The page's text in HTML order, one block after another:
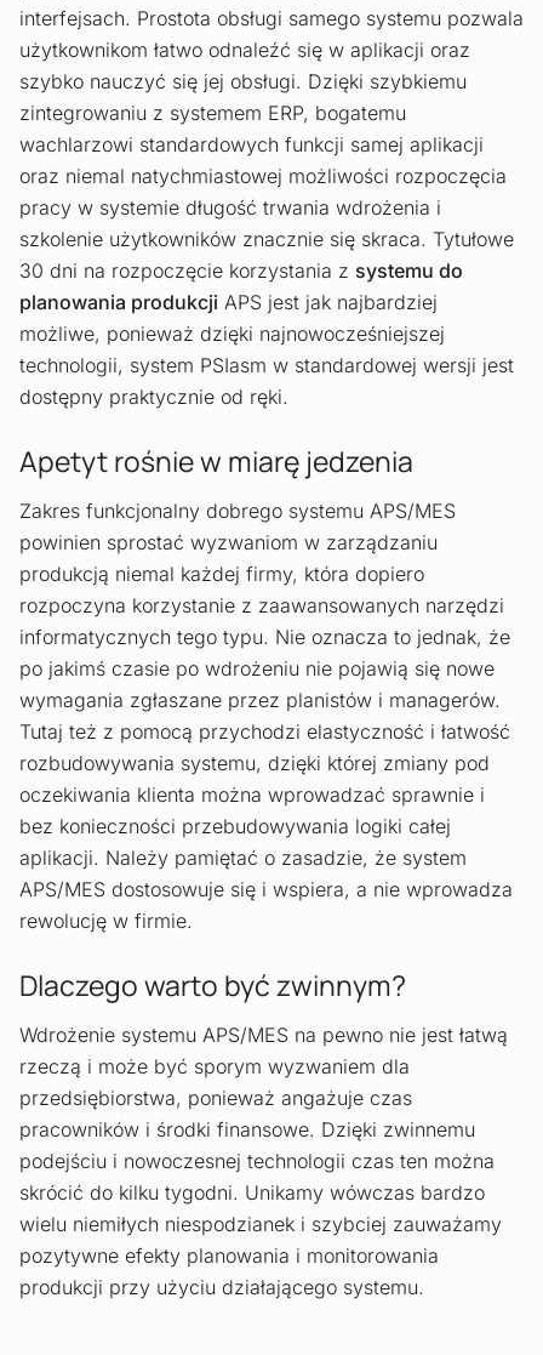
interfejsach. Prostota obsługi samego systemu pozwala
użytkownikom łatwo odnaleźć się w aplikacji oraz
szybko nauczyć się jej obsługi. Dzięki szybkiemu
zintegrowaniu z systemem ERP, bogatemu
wachlarzowi standardowych funkcji samej aplikacji
oraz niemal natychmiastowej możliwości rozpoczęcia
pracy w systemie długość trwania wdrożenia i
szkolenie użytkowników znacznie się skraca. Tytułowe
30 dni na rozpoczęcie korzystania z systemu do
planowania produkcji APS jest jak najbardziej
możliwe, ponieważ dzięki najnowocześniejszej
technologii, system PSIasm w standardowej wersji jest
dostępny praktycznie od ręki.
Apetyt rośnie w miarę jedzenia
Zakres funkcjonalny dobrego systemu APS/MES
powinien sprostać wyzwaniom w zarządzaniu
produkcją niemal każdej firmy, która dopiero
rozpoczyna korzystanie z zaawansowanych narzędzi
informatycznych tego typu. Nie oznacza to jednak, że
po jakimś czasie po wdrożeniu nie pojawią się nowe
wymagania zgłaszane przez planistów i managerów.
Tutaj też z pomocą przychodzi elastyczność i łatwość
rozbudowywania systemu, dzięki której zmiany pod
oczekiwania klienta można wprowadzać sprawnie i
bez konieczności przebudowywania logiki całej
aplikacji. Należy pamiętać o zasadzie, że system
APS/MES dostosowuje się i wspiera, a nie wprowadza
rewolucję w firmie.
Dlaczego warto być zwinnym?
Wdrożenie systemu APS/MES na pewno nie jest łatwą
rzeczą i może być sporym wyzwaniem dla
przedsiębiorstwa, ponieważ angażuje czas
pracowników i środki finansowe. Dzięki zwinnemu
podejściu i nowoczesnej technologii czas ten można
skrócić do kilku tygodni. Unikamy wówczas bardzo
wielu niemiłych niespodzianek i szybciej zauważamy
pozytywne efekty planowania i monitorowania
produkcji przy użyciu działającego systemu.